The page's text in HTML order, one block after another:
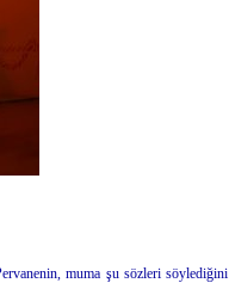
muma şu sözleri söylediğini